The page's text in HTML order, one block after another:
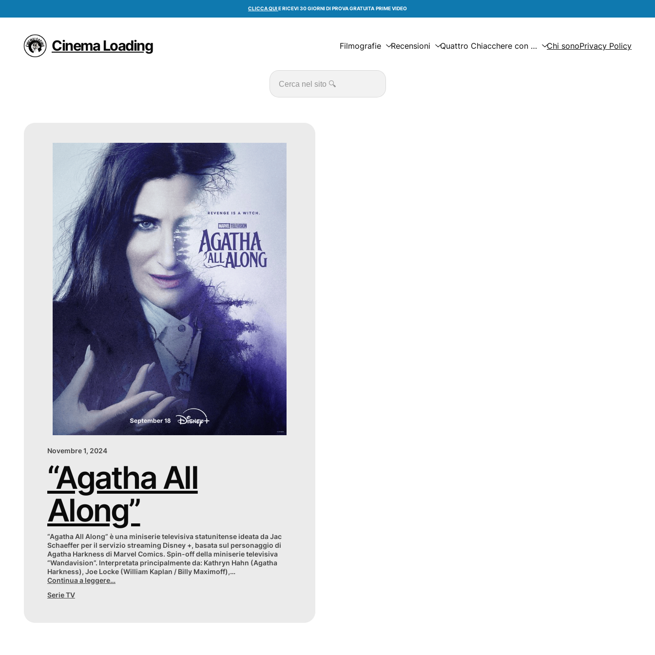
CLICCA QUIE RICEVI 30 GIORNI DI PROVA GRATUITA PRIME VIDEO
Cinema Loading Filmografie Recensioni Quattro Chiacchere con … Chi sonoPrivacy Policy
Cerca
Novembre 1, 2024
“Agatha All
Along”
“Agatha All Along” è una miniserie televisiva statunitense ideata da Jac
Schaeffer per il servizio streaming Disney +, basata sul personaggio di
Agatha Harkness di Marvel Comics. Spin-off della miniserie televisiva
“Wandavision”. Interpretata principalmente da: Kathryn Hahn (Agatha
Harkness), Joe Locke (William Kaplan / Billy Maximoff),…
Continua a leggere…
Serie TV